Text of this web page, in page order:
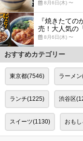
8月6日(木) 〜
『焼きたて
売！大人気の
8月6日(木) 〜
おすすめカテゴリー
東京都(7546) ラーメ
ランチ(1225) 渋谷区
スイーツ(1130) おも